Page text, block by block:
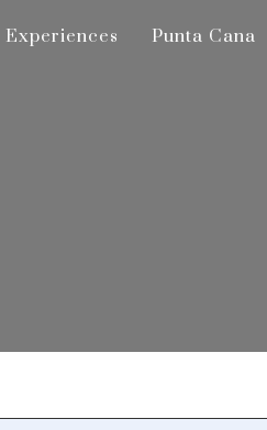
Experiences Punta Cana
Experiences Punta Cana